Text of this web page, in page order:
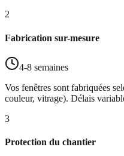
2
Fabrication sur-mesure
4-8 semaines
Vos fenêtres sont fabriquées
couleur, vitrage). Délais
3
Protection du chantier